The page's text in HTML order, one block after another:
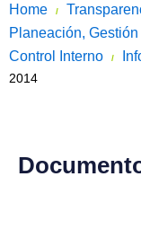
Home /
Planeación, Gestión
Control Interno
/
2014